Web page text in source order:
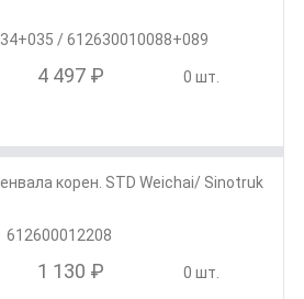
/ 612630010088+089
4 497 ₽ 0 шт.
корен. STD Weichai/ Sinotruk
612600012208
1 130 ₽ 0 шт.